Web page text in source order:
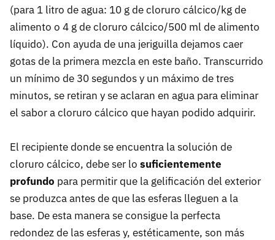
(para 1 litro de agua: 10 g de cloruro cálcico/kg de
alimento o 4 g de cloruro cálcico/500 ml de alimento
líquido). Con ayuda de una jeriguilla dejamos caer
gotas de la primera mezcla en este baño. Transcurrido
un mínimo de 30 segundos y un máximo de tres
minutos, se retiran y se aclaran en agua para eliminar
el sabor a cloruro cálcico que hayan podido adquirir.
El recipiente donde se encuentra la solución de
cloruro cálcico, debe ser lo suficientemente
profundo para permitir que la gelificación del exterior
se produzca antes de que las esferas lleguen a la
base. De esta manera se consigue la perfecta
redondez de las esferas y, estéticamente, son más